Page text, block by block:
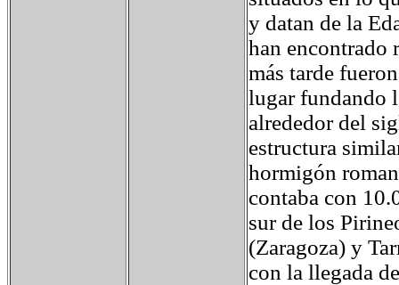
y datan de la
han encontrado
más tarde
lugar fundando
alrededor del
estructura
hormigón
contaba con
sur de los
(Zaragoza) y
con la llegada